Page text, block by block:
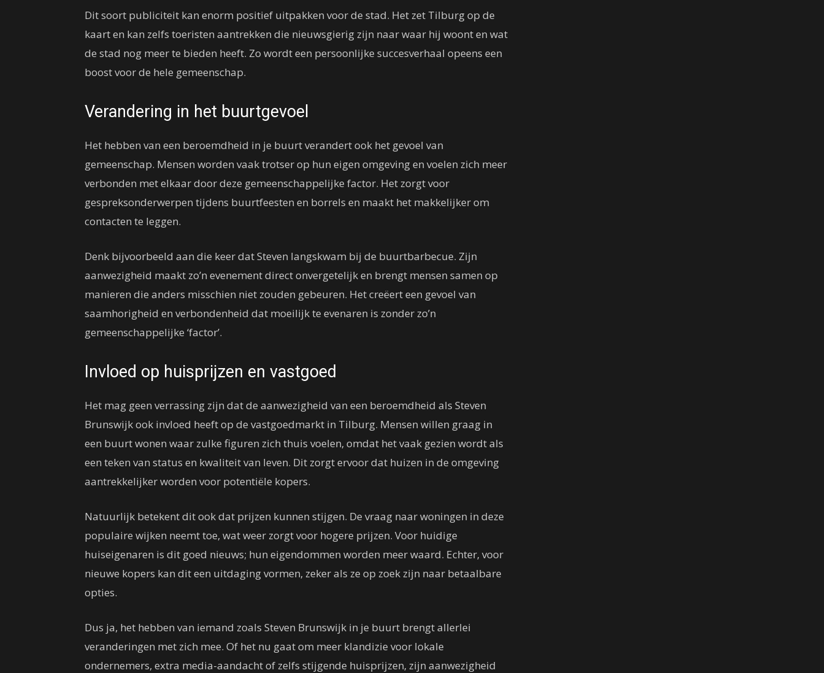
Dit soort publiciteit kan enorm positief uitpakken voor de stad. Het zet Tilburg op de
kaart en kan zelfs toeristen aantrekken die nieuwsgierig zijn naar waar hij woont en wat
de stad nog meer te bieden heeft. Zo wordt een persoonlijke succesverhaal opeens een
boost voor de hele gemeenschap.
Verandering in het buurtgevoel
Het hebben van een beroemdheid in je buurt verandert ook het gevoel van
gemeenschap. Mensen worden vaak trotser op hun eigen omgeving en voelen zich meer
verbonden met elkaar door deze gemeenschappelijke factor. Het zorgt voor
gespreksonderwerpen tijdens buurtfeesten en borrels en maakt het makkelijker om
contacten te leggen.
Denk bijvoorbeeld aan die keer dat Steven langskwam bij de buurtbarbecue. Zijn
aanwezigheid maakt zo’n evenement direct onvergetelijk en brengt mensen samen op
manieren die anders misschien niet zouden gebeuren. Het creëert een gevoel van
saamhorigheid en verbondenheid dat moeilijk te evenaren is zonder zo’n
gemeenschappelijke ‘factor’.
Invloed op huisprijzen en vastgoed
Het mag geen verrassing zijn dat de aanwezigheid van een beroemdheid als Steven
Brunswijk ook invloed heeft op de vastgoedmarkt in Tilburg. Mensen willen graag in
een buurt wonen waar zulke figuren zich thuis voelen, omdat het vaak gezien wordt als
een teken van status en kwaliteit van leven. Dit zorgt ervoor dat huizen in de omgeving
aantrekkelijker worden voor potentiële kopers.
Natuurlijk betekent dit ook dat prijzen kunnen stijgen. De vraag naar woningen in deze
populaire wijken neemt toe, wat weer zorgt voor hogere prijzen. Voor huidige
huiseigenaren is dit goed nieuws; hun eigendommen worden meer waard. Echter, voor
nieuwe kopers kan dit een uitdaging vormen, zeker als ze op zoek zijn naar betaalbare
opties.
Dus ja, het hebben van iemand zoals Steven Brunswijk in je buurt brengt allerlei
veranderingen met zich mee. Of het nu gaat om meer klandizie voor lokale
ondernemers, extra media-aandacht of zelfs stijgende huisprijzen, zijn aanwezigheid